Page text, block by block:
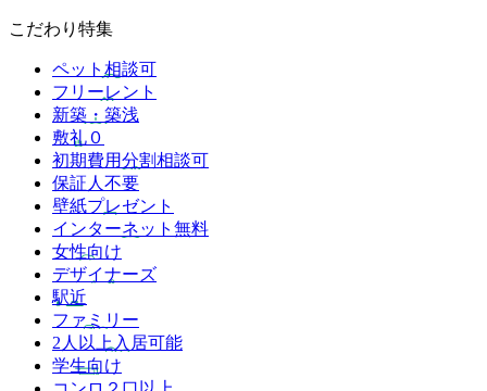
こだわり特集
ペット相談可
フリーレント
新築・築浅
敷礼０
初期費用分割相談可
保証人不要
壁紙プレゼント
インターネット無料
女性向け
デザイナーズ
駅近
ファミリー
2人以上入居可能
学生向け